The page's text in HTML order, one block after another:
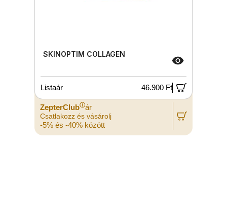
SKINOPTIM COLLAGEN
Listaár 46.900 Ft
ZepterClubⓘár
Csatlakozz és vásárolj
-5% és -40% között